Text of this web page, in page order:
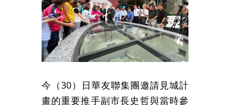
今（30）日華友聯集團邀請見城計
畫的重要推手副市長史哲與當時參